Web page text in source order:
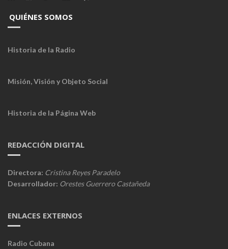
QUIÉNES SOMOS
Historia de la Radio
Misión, Visión y Objeto Social
Historia de la Página Web
REDACCIÓN DIGITAL
Directora: Cristina Reyes Paradelo
Desarrollador: Orestes Guerrero Castañeda
ENLACES EXTERNOS
Radio Cubana